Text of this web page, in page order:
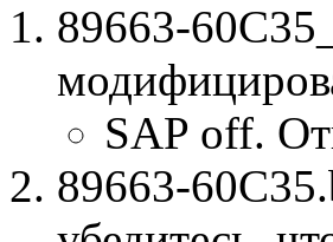
89663-
SAP off.
89663-